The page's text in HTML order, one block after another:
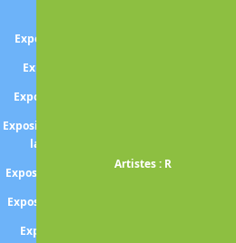
Exposition MANET-DEGAS
Exposition DELACROIX
Exposition Maurice DENIS
Exposition DERAIN, 1904-1914
la décennie radicale
Exposition Léonard De VINCI
Exposition André DEVAMBEZ
Exposition Du Douanier
Artistes : R